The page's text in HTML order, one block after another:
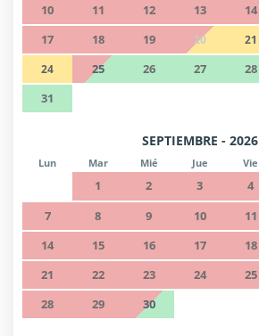
10 11 12 13 14
17
18 19 20 21
24
25 26 27 28
31
SEPTIEMBRE - 2026
Lun Mar Mié Jue Vie
1 2 3 4
7
8 9 10 11
14
15 16 17 18
21
22 23 24 25
28
29 30